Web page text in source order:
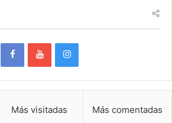
Más visitadas Más comentadas